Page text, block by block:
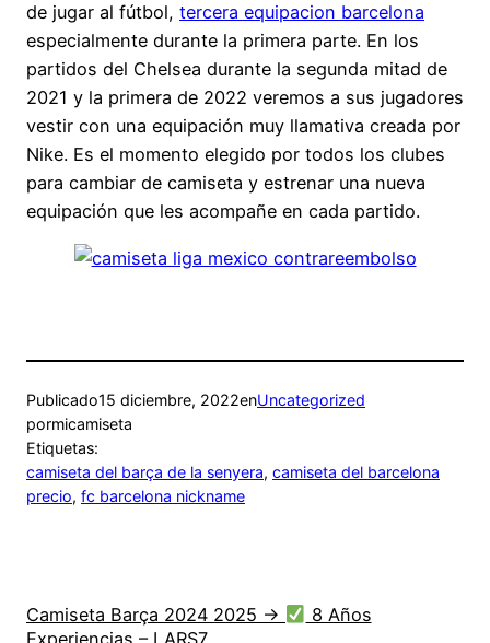
de jugar al fútbol, tercera equipacion barcelona
especialmente durante la primera parte. En los
partidos del Chelsea durante la segunda mitad de
2021 y la primera de 2022 veremos a sus jugadores
vestir con una equipación muy llamativa creada por
Nike. Es el momento elegido por todos los clubes
para cambiar de camiseta y estrenar una nueva
equipación que les acompañe en cada partido.
Publicado15 diciembre, 2022enUncategorized
pormicamiseta
Etiquetas:
camiseta del barça de la senyera, camiseta del barcelona
precio, fc barcelona nickname
Camiseta Barça 2024 2025 →
8 Años